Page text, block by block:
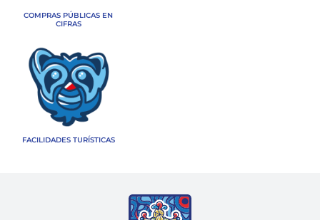
COMPRAS PÚBLICAS EN
CIFRAS
FACILIDADES TURÍSTICAS